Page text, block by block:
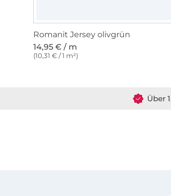
Romanit Jersey olivgrün
14,95 € / m
(10,31 € / 1 m²)
Über